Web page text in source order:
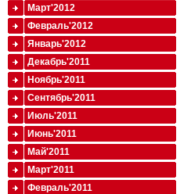
Март'2012
Февраль'2012
Январь'2012
Декабрь'2011
Ноябрь'2011
Сентябрь'2011
Июль'2011
Июнь'2011
Май'2011
Март'2011
Февраль'2011